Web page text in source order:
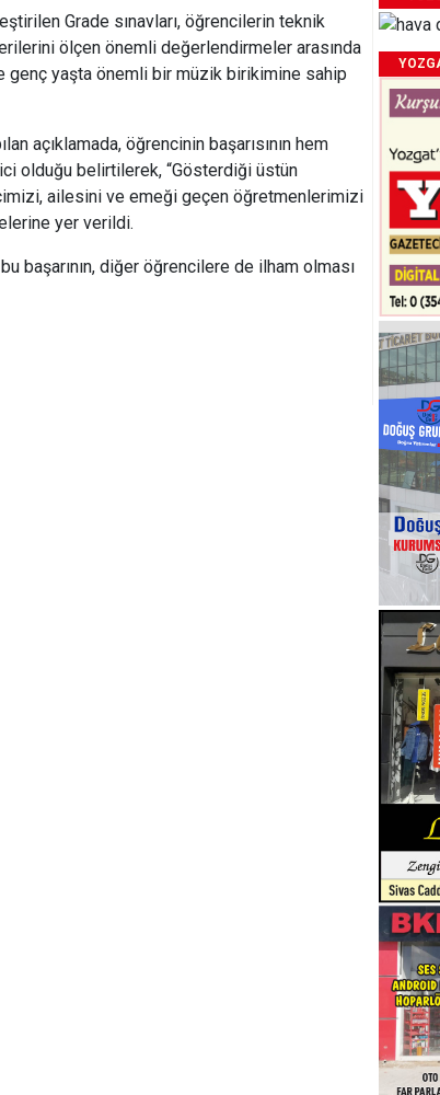
Grade sınavları, öğrencilerin teknik
ölçen önemli değerlendirmeler arasında
genç yaşta önemli bir müzik birikimine sahip
açıklamada, öğrencinin başarısının hem
olduğu belirtilerek, “Gösterdiği üstün
ailesini ve emeği geçen öğretmenlerimizi
yer verildi.
başarının, diğer öğrencilere de ilham olması